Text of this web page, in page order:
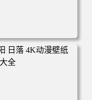
动物城 秋叶 秋天森
下载 壁纸大全